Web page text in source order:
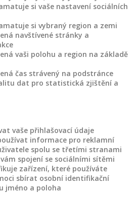
si vaše nastavení sociálních
si vybraný region a zemi
navštívené stránky a
vaši polohu a region na základě
čas strávený na podstránce
dat pro statistická zjištění a
vaše přihlašovací údaje
informace pro reklamní
spolu se třetími stranami
spojení se sociálními sítěmi
zařízení, které používáte
sbírat osobní identifikační
jméno a poloha